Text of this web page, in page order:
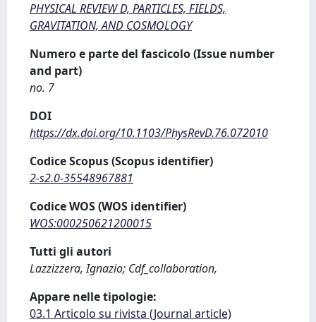
PHYSICAL REVIEW D, PARTICLES, FIELDS,
GRAVITATION, AND COSMOLOGY
Numero e parte del fascicolo (Issue number
and part)
no. 7
DOI
https://dx.doi.org/10.1103/PhysRevD.76.072010
Codice Scopus (Scopus identifier)
2-s2.0-35548967881
Codice WOS (WOS identifier)
WOS:000250621200015
Tutti gli autori
Lazzizzera, Ignazio; Cdf_collaboration,
Appare nelle tipologie:
03.1 Articolo su rivista (Journal article)